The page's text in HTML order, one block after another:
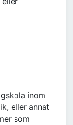
inom
eller annat
som